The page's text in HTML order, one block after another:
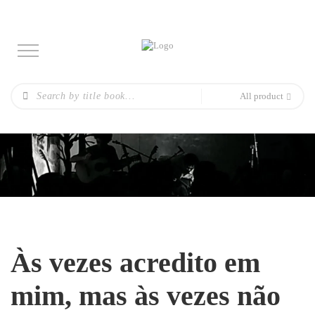
All product
Às vezes acredito em
mim, mas às vezes não